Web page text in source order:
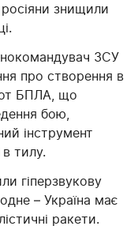
знищили
ЗСУ
про створення в
БПЛА, що
бою,
інструмент
тилу.
гіперзвукову
– Україна має
ракети.